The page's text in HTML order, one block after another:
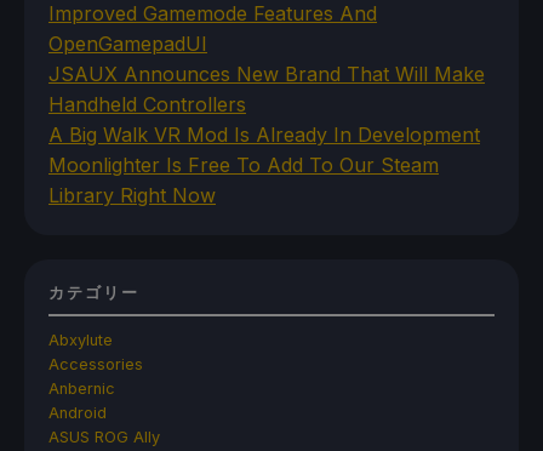
Improved Gamemode Features And
OpenGamepadUI
JSAUX Announces New Brand That Will Make
Handheld Controllers
A Big Walk VR Mod Is Already In Development
Moonlighter Is Free To Add To Our Steam
Library Right Now
カテゴリー
Abxylute
Accessories
Anbernic
Android
ASUS ROG Ally